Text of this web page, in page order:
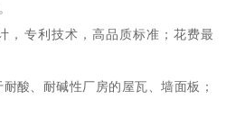
，专利技术，高品质标准；花费最
酸、耐碱性厂房的屋瓦、墙面板；